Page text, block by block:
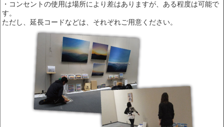
・コンセントの使用は場所により差はありますが、ある程度は可能で
す。
ただし、延長コードなどは、それぞれご用意ください。